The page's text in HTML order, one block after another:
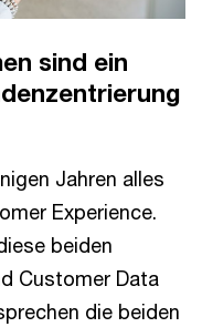
sind ein
Jahren alles
Experience.
beiden
Customer Data
die beiden